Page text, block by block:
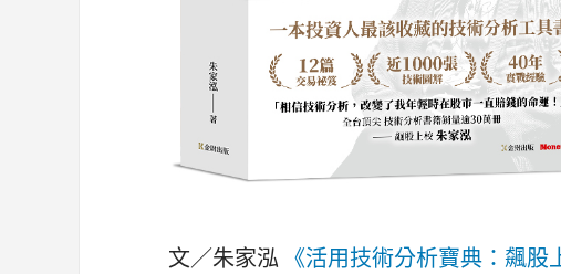
文／朱家泓 《活用技術分析寶典：飆